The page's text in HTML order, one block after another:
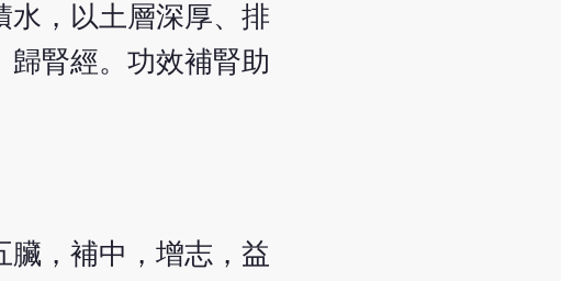
水，以土層深厚、排
腎經。功效補腎助
臟，補中，增志，益